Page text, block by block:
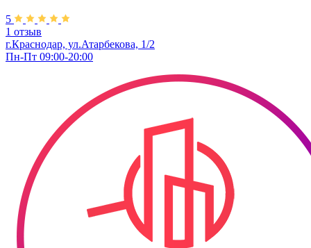
5
1 отзыв
г.Краснодар, ул.Атарбекова, 1/2
Пн-Пт 09:00-20:00